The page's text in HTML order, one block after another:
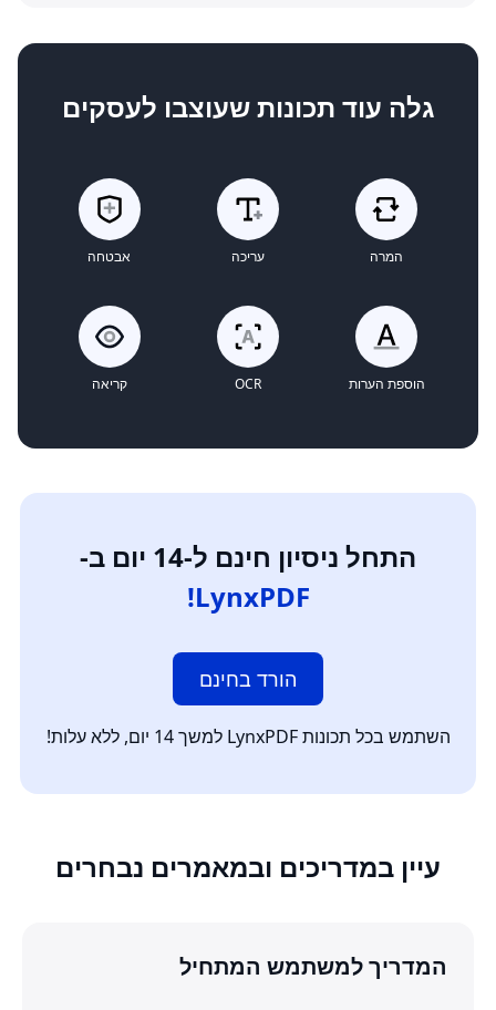
גלה עוד תכונות שעוצבו לעסקים
המרה עריכה אבטחה
הוספת הערות OCR קריאה
התחל ניסיון חינם ל-14 יום ב-
LynxPDF!
הורד בחינם
השתמש בכל תכונות LynxPDF למשך 14 יום, ללא עלות!
עיין במדריכים ובמאמרים נבחרים
המדריך למשתמש המתחיל